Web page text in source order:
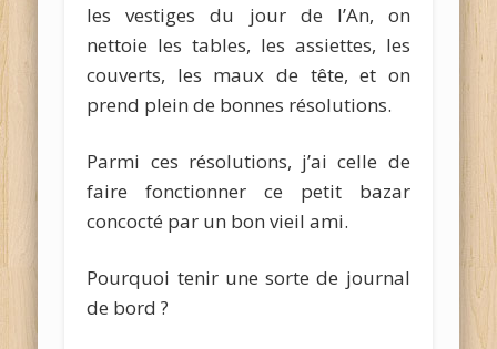
les vestiges du jour de l’An, on
nettoie les tables, les assiettes, les
couverts, les maux de tête, et on
prend plein de bonnes résolutions.
Parmi ces résolutions, j’ai celle de
faire fonctionner ce petit bazar
concocté par un bon vieil ami.
Pourquoi tenir une sorte de journal
de bord ?